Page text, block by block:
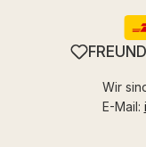
Wir
E-Mail: